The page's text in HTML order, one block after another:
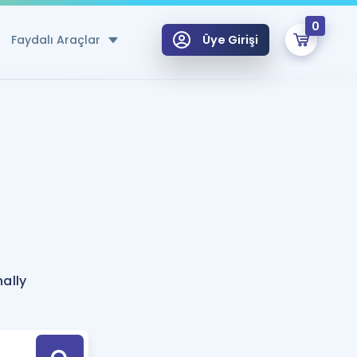
Faydalı Araçlar
Hesaplama Aracı
için Öneriler
Tek Takvimde
Üye Girişi
0
Hoca ile seni sınava hazırlayacak onlarca eğitim seni bekliyor!